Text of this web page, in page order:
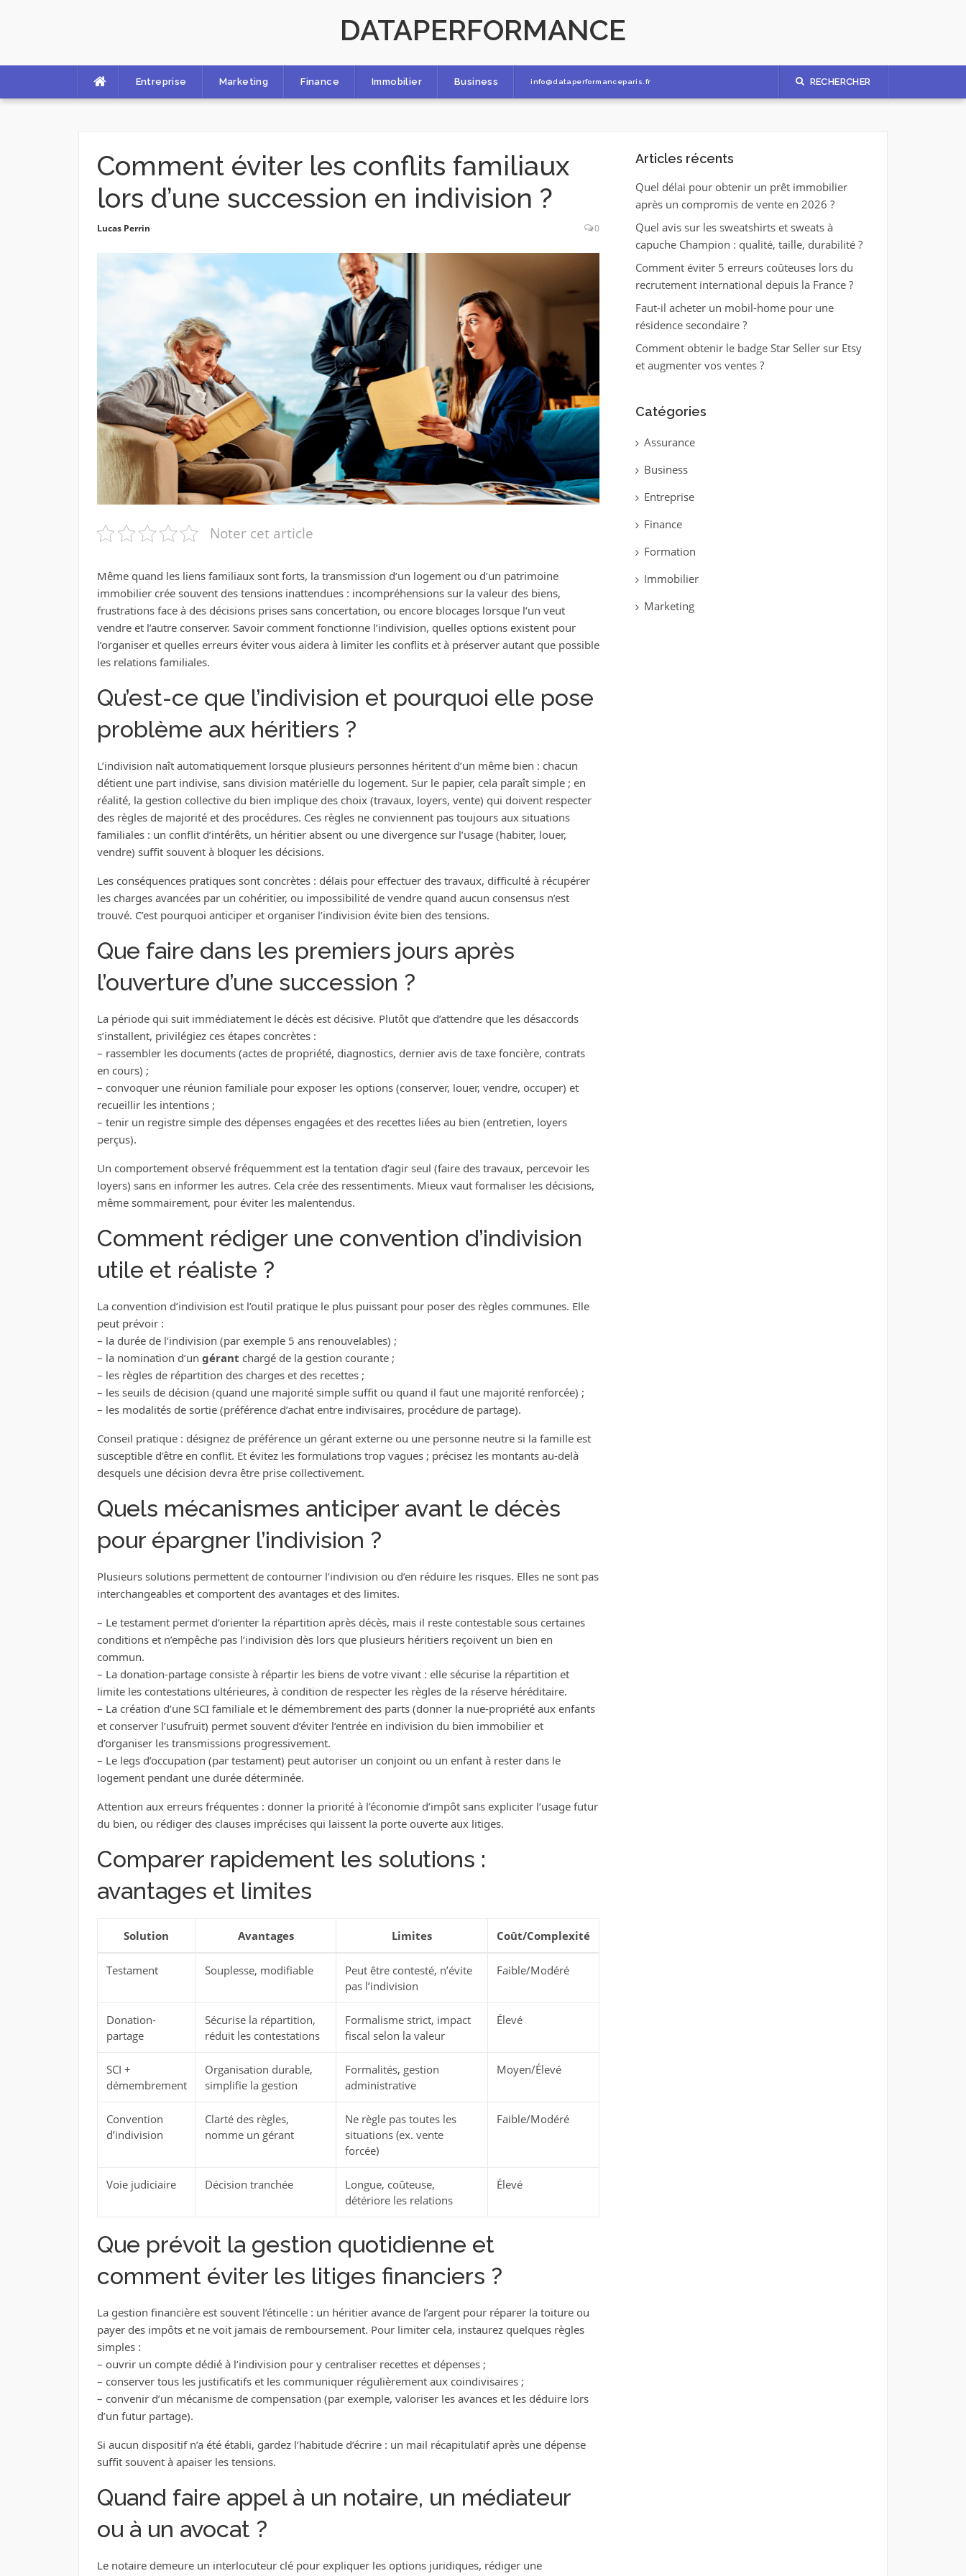
DATAPERFORMANCE
Entreprise Marketing Finance Immobilier Business info@dataperformanceparis.fr RECHERCHER
Comment éviter les conflits familiaux
lors d’une succession en indivision ?
Lucas Perrin 0
Noter cet article
Même quand les liens familiaux sont forts, la transmission d’un logement ou d’un patrimoine
immobilier crée souvent des tensions inattendues : incompréhensions sur la valeur des biens,
frustrations face à des décisions prises sans concertation, ou encore blocages lorsque l’un veut
vendre et l’autre conserver. Savoir comment fonctionne l’indivision, quelles options existent pour
l’organiser et quelles erreurs éviter vous aidera à limiter les conflits et à préserver autant que possible
les relations familiales.
Qu’est-ce que l’indivision et pourquoi elle pose
problème aux héritiers ?
L’indivision naît automatiquement lorsque plusieurs personnes héritent d’un même bien : chacun
détient une part indivise, sans division matérielle du logement. Sur le papier, cela paraît simple ; en
réalité, la gestion collective du bien implique des choix (travaux, loyers, vente) qui doivent respecter
des règles de majorité et des procédures. Ces règles ne conviennent pas toujours aux situations
familiales : un conflit d’intérêts, un héritier absent ou une divergence sur l’usage (habiter, louer,
vendre) suffit souvent à bloquer les décisions.
Les conséquences pratiques sont concrètes : délais pour effectuer des travaux, difficulté à récupérer
les charges avancées par un cohéritier, ou impossibilité de vendre quand aucun consensus n’est
trouvé. C’est pourquoi anticiper et organiser l’indivision évite bien des tensions.
Que faire dans les premiers jours après
l’ouverture d’une succession ?
La période qui suit immédiatement le décès est décisive. Plutôt que d’attendre que les désaccords
s’installent, privilégiez ces étapes concrètes :
– rassembler les documents (actes de propriété, diagnostics, dernier avis de taxe foncière, contrats
en cours) ;
– convoquer une réunion familiale pour exposer les options (conserver, louer, vendre, occuper) et
recueillir les intentions ;
– tenir un registre simple des dépenses engagées et des recettes liées au bien (entretien, loyers
perçus).
Un comportement observé fréquemment est la tentation d’agir seul (faire des travaux, percevoir les
loyers) sans en informer les autres. Cela crée des ressentiments. Mieux vaut formaliser les décisions,
même sommairement, pour éviter les malentendus.
Comment rédiger une convention d’indivision
utile et réaliste ?
La convention d’indivision est l’outil pratique le plus puissant pour poser des règles communes. Elle
peut prévoir :
– la durée de l’indivision (par exemple 5 ans renouvelables) ;
– la nomination d’un gérant chargé de la gestion courante ;
– les règles de répartition des charges et des recettes ;
– les seuils de décision (quand une majorité simple suffit ou quand il faut une majorité renforcée) ;
– les modalités de sortie (préférence d’achat entre indivisaires, procédure de partage).
Conseil pratique : désignez de préférence un gérant externe ou une personne neutre si la famille est
susceptible d’être en conflit. Et évitez les formulations trop vagues ; précisez les montants au‑delà
desquels une décision devra être prise collectivement.
Quels mécanismes anticiper avant le décès
pour épargner l’indivision ?
Plusieurs solutions permettent de contourner l’indivision ou d’en réduire les risques. Elles ne sont pas
interchangeables et comportent des avantages et des limites.
– Le testament permet d’orienter la répartition après décès, mais il reste contestable sous certaines
conditions et n’empêche pas l’indivision dès lors que plusieurs héritiers reçoivent un bien en
commun.
– La donation-partage consiste à répartir les biens de votre vivant : elle sécurise la répartition et
limite les contestations ultérieures, à condition de respecter les règles de la réserve héréditaire.
– La création d’une SCI familiale et le démembrement des parts (donner la nue-propriété aux enfants
et conserver l’usufruit) permet souvent d’éviter l’entrée en indivision du bien immobilier et
d’organiser les transmissions progressivement.
– Le legs d’occupation (par testament) peut autoriser un conjoint ou un enfant à rester dans le
logement pendant une durée déterminée.
Attention aux erreurs fréquentes : donner la priorité à l’économie d’impôt sans expliciter l’usage futur
du bien, ou rédiger des clauses imprécises qui laissent la porte ouverte aux litiges.
Comparer rapidement les solutions :
avantages et limites
Solution Avantages Limites Coût/Complexité
Testament Souplesse, modifiable
Peut être contesté, n’évite
pas l’indivision
Faible/Modéré
Donation-
partage
Sécurise la répartition,
réduit les contestations
Formalisme strict, impact
fiscal selon la valeur
Élevé
SCI +
démembrement
Organisation durable,
simplifie la gestion
Formalités, gestion
administrative
Moyen/Élevé
Convention
d’indivision
Clarté des règles,
nomme un gérant
Ne règle pas toutes les
situations (ex. vente
forcée)
Faible/Modéré
Voie judiciaire Décision tranchée
Longue, coûteuse,
détériore les relations
Élevé
Que prévoit la gestion quotidienne et
comment éviter les litiges financiers ?
La gestion financière est souvent l’étincelle : un héritier avance de l’argent pour réparer la toiture ou
payer des impôts et ne voit jamais de remboursement. Pour limiter cela, instaurez quelques règles
simples :
– ouvrir un compte dédié à l’indivision pour y centraliser recettes et dépenses ;
– conserver tous les justificatifs et les communiquer régulièrement aux coindivisaires ;
– convenir d’un mécanisme de compensation (par exemple, valoriser les avances et les déduire lors
d’un futur partage).
Si aucun dispositif n’a été établi, gardez l’habitude d’écrire : un mail récapitulatif après une dépense
suffit souvent à apaiser les tensions.
Quand faire appel à un notaire, un médiateur
ou à un avocat ?
Le notaire demeure un interlocuteur clé pour expliquer les options juridiques, rédiger une
Articles récents
Quel délai pour obtenir un prêt immobilier
après un compromis de vente en 2026 ?
Quel avis sur les sweatshirts et sweats à
capuche Champion : qualité, taille, durabilité ?
Comment éviter 5 erreurs coûteuses lors du
recrutement international depuis la France ?
Faut-il acheter un mobil-home pour une
résidence secondaire ?
Comment obtenir le badge Star Seller sur Etsy
et augmenter vos ventes ?
Catégories
Assurance
Business
Entreprise
Finance
Formation
Immobilier
Marketing